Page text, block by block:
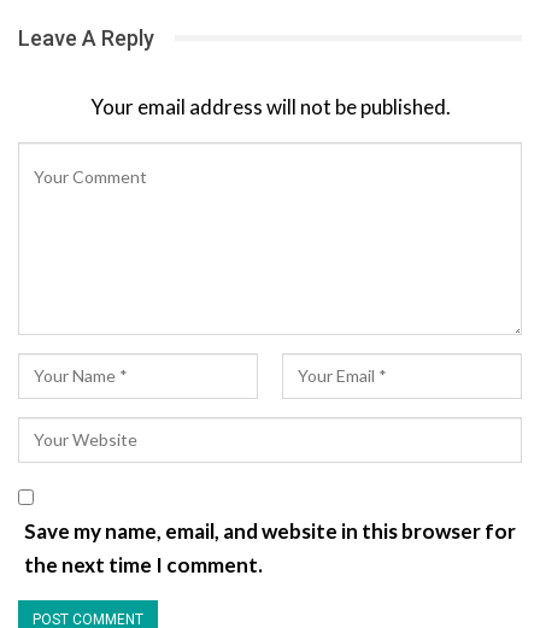
Leave A Reply
Your email address will not be published.
Save my name, email, and website in this browser for
the next time I comment.